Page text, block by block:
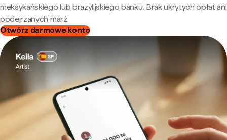
meksykańskiego lub brazylijskiego banku. Brak ukrytych opłat ani
podejrzanych marż.
Otwórz darmowe konto